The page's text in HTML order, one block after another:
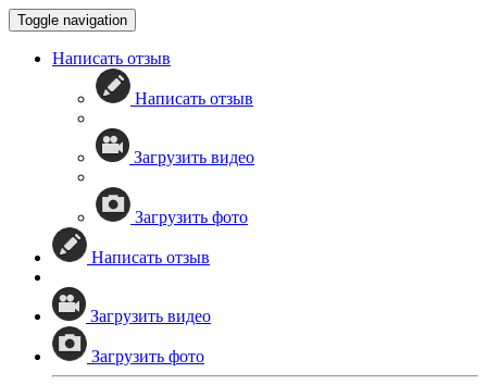
Toggle navigation
Написать отзыв
Написать отзыв
Загрузить видео
Загрузить фото
Написать отзыв
Загрузить видео
Загрузить фото